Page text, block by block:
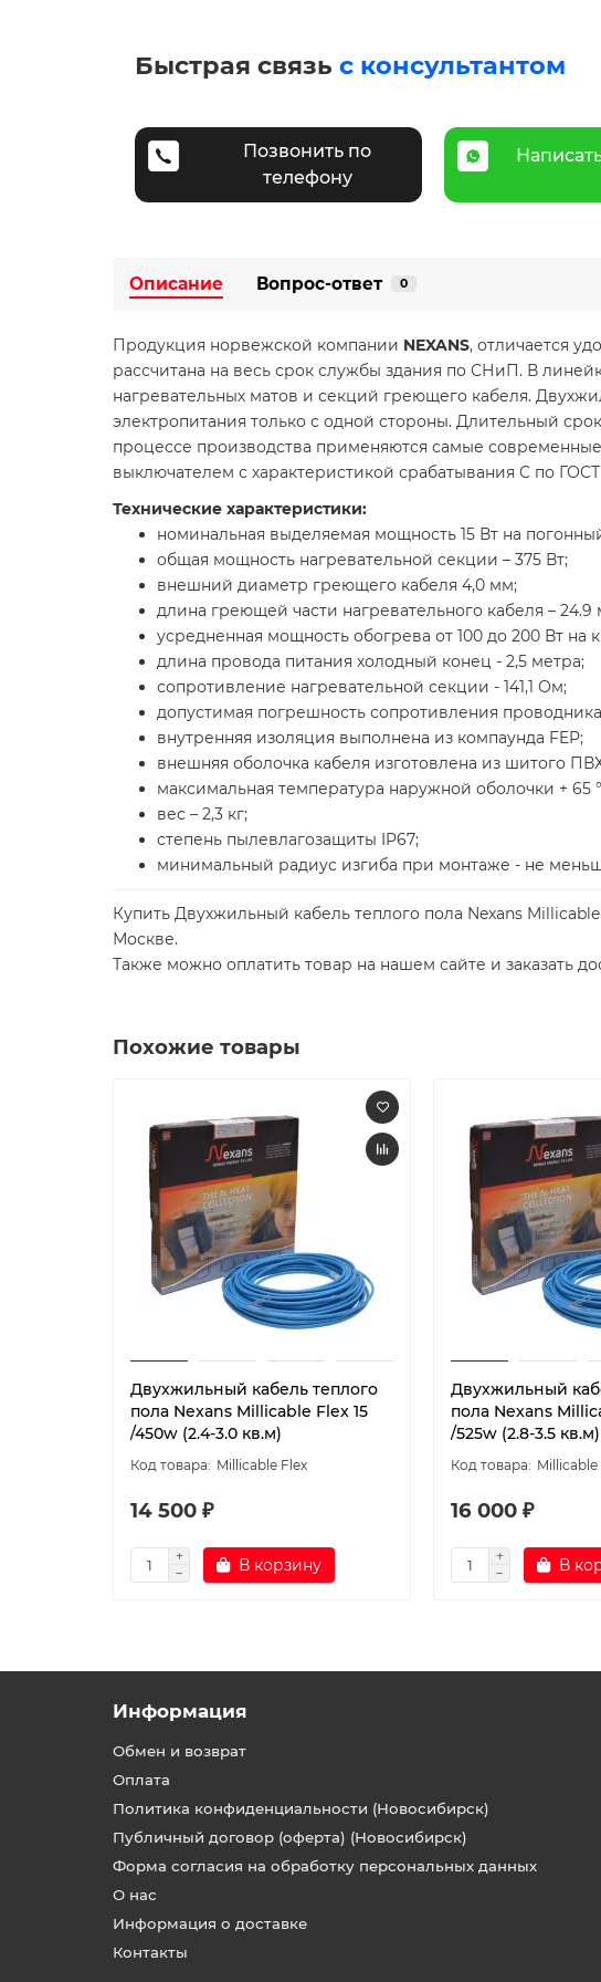
Быстрая связь с консультантом
Позвонить по
телефону
Описание Вопрос-ответ 0
Продукция норвежской компании NEXANS, отличается
рассчитана на весь срок службы здания по СНиП. В
нагревательных матов и секций греющего кабеля.
электропитания только с одной стороны. Длительный
процессе производства применяются самые
выключателем с характеристикой срабатывания C по
Технические характеристики:
номинальная выделяемая мощность 15 Вт на
общая мощность нагревательной секции – 375 Вт;
внешний диаметр греющего кабеля 4,0 мм;
длина греющей части нагревательного кабеля – 24.9
усредненная мощность обогрева от 100 до 200 Вт на
длина провода питания холодный конец - 2,5 метра;
сопротивление нагревательной секции - 141,1 Ом;
допустимая погрешность сопротивления
внутренняя изоляция выполнена из компаунда FEP;
внешняя оболочка кабеля изготовлена из шитого
максимальная температура наружной оболочки + 65
вес – 2,3 кг;
степень пылевлагозащиты IP67;
минимальный радиус изгиба при монтаже - не
Купить Двухжильный кабель теплого пола Nexans
Москве.
Также можно оплатить товар на нашем сайте и заказать
Похожие товары
Двухжильный кабель теплого
пола Nexans Millicable Flex 15
/450w (2.4-3.0 кв.м)
Millicable Flex
14 500 ₽
В корзину
Двухжильный
пола Nexans
/525w (2.8-3.5 кв.м)
Millicable
16 000 ₽
В
Информация
Обмен и возврат
Оплата
Политика конфиденциальности (Новосибирск)
Публичный договор (оферта) (Новосибирск)
Форма согласия на обработку персональных данных
О нас
Информация о доставке
Контакты